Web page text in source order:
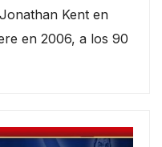
Kent en
en 2006, a los 90